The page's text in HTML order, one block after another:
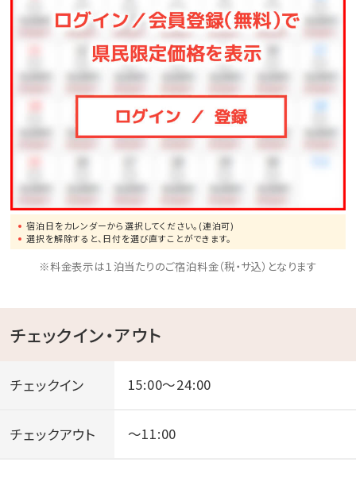
スポーツや知育ゲームなどが遊び放題♪大人も子供も
一緒に体を動かしてリフレッシュ！
◆バギー
4歳からご利用可能です。家族・友人と森の中を駆け抜
◆馬遊び
ヨナグニウマと触れ合えるプログラムをご用意しており
◆その他、館内施設の最新の営業詳細については、ホテ
ル公式ホームページをご確認ください。
宿泊日をカレンダーから選択してください。(連泊可)
選択を解除すると、日付を選び直すことができます。
※料金表示は１泊当たりのご宿泊料金（税・サ込）となります
チェックイン・アウト
チェックイン 15:00～24:00
チェックアウト ～11:00